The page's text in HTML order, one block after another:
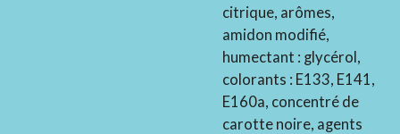
citrique, arômes,
amidon modifié,
humectant : glycérol,
colorants : E133, E141,
E160a, concentré de
carotte noire, agents